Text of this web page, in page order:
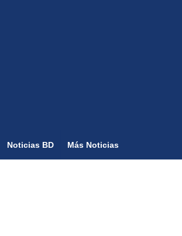
Noticias BD Más Noticias